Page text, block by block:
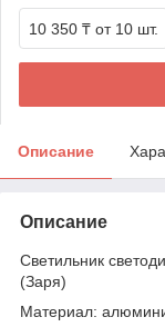
10 350 ₸ от 10 шт.
Описание
Описание
Cветильник
(Заря)
Материал: